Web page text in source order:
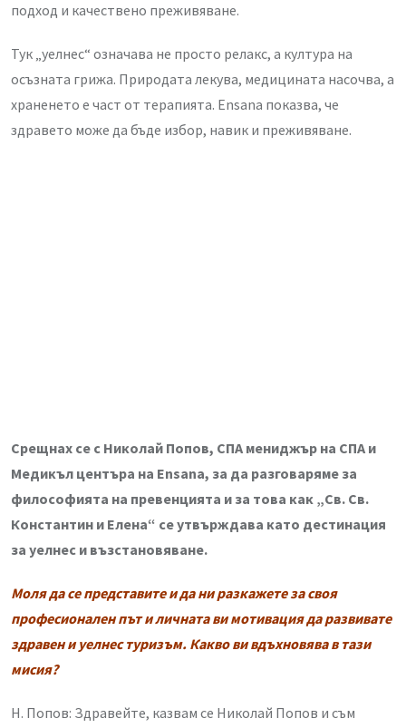
подход и качествено преживяване.
Тук „уелнес“ означава не просто релакс, а култура на
осъзната грижа. Природата лекува, медицината насочва, а
храненето е част от терапията. Ensana показва, че
здравето може да бъде избор, навик и преживяване.
Срещнах се с Николай Попов, СПА мениджър на СПА и
Медикъл центъра на Ensana, за да разговаряме за
философията на превенцията и за това как „Св. Св.
Константин и Елена“ се утвърждава като дестинация
за уелнес и възстановяване.
Моля да се представите и да ни разкажете за своя
професионален път и личната ви мотивация да развивате
здравен и уелнес туризъм. Какво ви вдъхновява в тази
мисия?
Н. Попов: Здравейте, казвам се Николай Попов и съм